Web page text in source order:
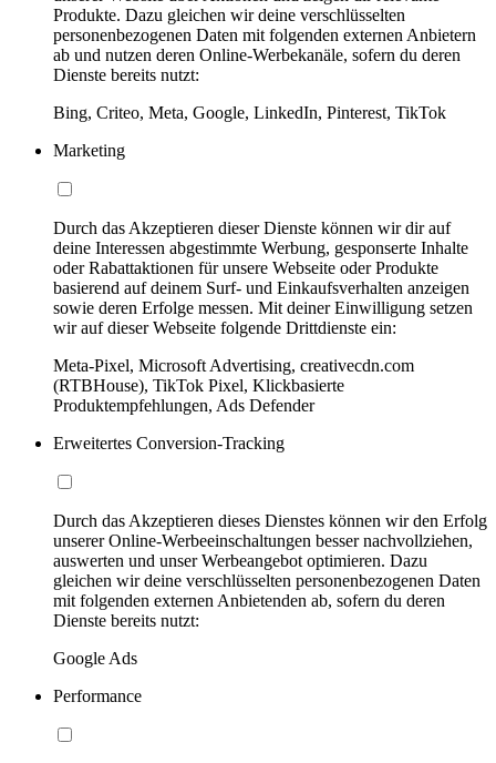
Produkte. Dazu gleichen wir deine verschlüsselten
personenbezogenen Daten mit folgenden externen Anbietern
ab und nutzen deren Online-Werbekanäle, sofern du deren
Dienste bereits nutzt:
Bing, Criteo, Meta, Google, LinkedIn, Pinterest, TikTok
Marketing
Durch das Akzeptieren dieser Dienste können wir dir auf
deine Interessen abgestimmte Werbung, gesponserte Inhalte
oder Rabattaktionen für unsere Webseite oder Produkte
basierend auf deinem Surf- und Einkaufsverhalten anzeigen
sowie deren Erfolge messen. Mit deiner Einwilligung setzen
wir auf dieser Webseite folgende Drittdienste ein:
Meta-Pixel, Microsoft Advertising, creativecdn.com
(RTBHouse), TikTok Pixel, Klickbasierte
Produktempfehlungen, Ads Defender
Erweitertes Conversion-Tracking
Durch das Akzeptieren dieses Dienstes können wir den Erfolg
unserer Online-Werbeeinschaltungen besser nachvollziehen,
auswerten und unser Werbeangebot optimieren. Dazu
gleichen wir deine verschlüsselten personenbezogenen Daten
mit folgenden externen Anbietenden ab, sofern du deren
Dienste bereits nutzt:
Google Ads
Performance